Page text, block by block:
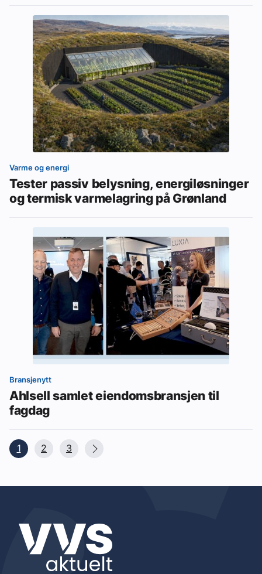
Varme og energi
Tester passiv belysning, energiløsninger
og termisk varmelagring på Grønland
Bransjenytt
Ahlsell samlet eiendomsbransjen til
fagdag
1 2 3